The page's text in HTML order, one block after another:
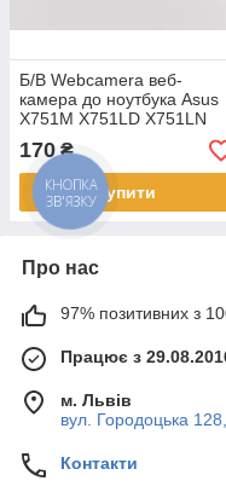
Б/В Webcamera веб-
камера до ноутбука Asus
X751M X751LD X751LN
X751LK X751LX F751M
series (04081-00052400)
170₴
Купити
Про нас
97% позитивних з
Працює з
м. Львів
вул. Городоцька
Контакти